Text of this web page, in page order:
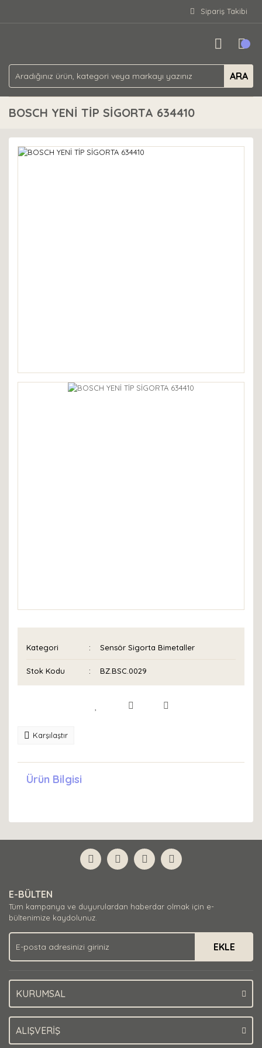
Sipariş Takibi
ARA
BOSCH YENİ TİP SİGORTA 634410
Kategori Sensör Sigorta Bimetaller
Stok Kodu BZ.BSC.0029
Karşılaştır
Ürün Bilgisi
E-BÜLTEN
Tüm kampanya ve duyurulardan haberdar olmak için e-
bültenimize kaydolunuz.
EKLE
KURUMSAL
ALIŞVERİŞ